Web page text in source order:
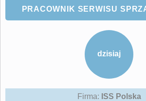
PRACOWNIK SERWISU
dzisiaj
Firma: ISS Polska